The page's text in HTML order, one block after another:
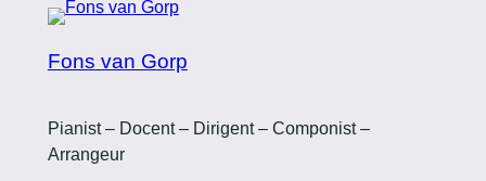
Fons van Gorp
Pianist – Docent – Dirigent – Componist –
Arrangeur